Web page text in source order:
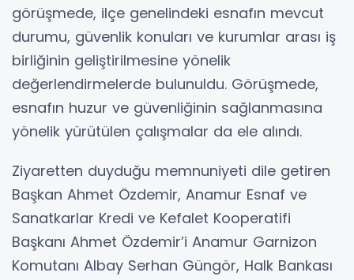
görüşmede, ilçe genelindeki esnafın mevcut
durumu, güvenlik konuları ve kurumlar arası iş
birliğinin geliştirilmesine yönelik
değerlendirmelerde bulunuldu. Görüşmede,
esnafın huzur ve güvenliğinin sağlanmasına
yönelik yürütülen çalışmalar da ele alındı.
Ziyaretten duyduğu memnuniyeti dile getiren
Başkan Ahmet Özdemir, Anamur Esnaf ve
Sanatkarlar Kredi ve Kefalet Kooperatifi
Başkanı Ahmet Özdemir’i Anamur Garnizon
Komutanı Albay Serhan Güngör, Halk Bankası